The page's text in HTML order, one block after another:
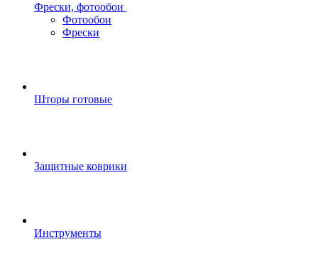
Фрески, фотообои
Фотообои
Фрески
Шторы готовые
Защитные коврики
Инструменты